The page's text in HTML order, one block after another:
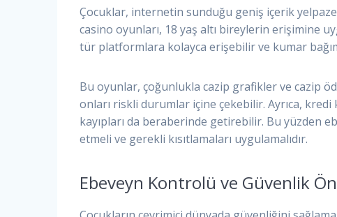
Çocuklar, internetin sunduğu geniş içerik
casino oyunları, 18 yaş altı bireylerin erişimine
tür platformlara kolayca erişebilir ve kumar
Bu oyunlar, çoğunlukla cazip grafikler ve cazip
onları riskli durumlar içine çekebilir. Ayrıca,
kayıpları da beraberinde getirebilir. Bu yüzden
etmeli ve gerekli kısıtlamaları uygulamalıdır.
Ebeveyn Kontrolü ve Güvenlik